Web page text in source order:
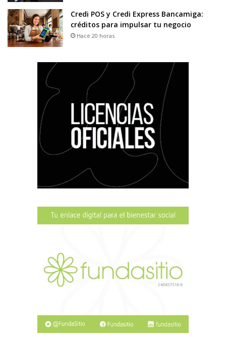
Credi POS y Credi Express Bancamiga:
créditos para impulsar tu negocio
Hace 20 horas